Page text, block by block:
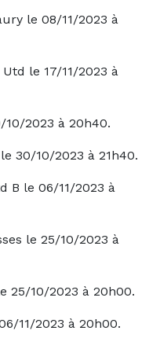
le 08/11/2023 à
le 17/11/2023 à
10/2023 à 20h40.
30/10/2023 à 21h40.
B le 06/11/2023 à
le 25/10/2023 à
25/10/2023 à 20h00.
11/2023 à 20h00.